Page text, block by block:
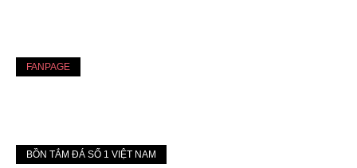
FANPAGE
BỒN TẮM ĐÁ SỐ 1 VIỆT NAM